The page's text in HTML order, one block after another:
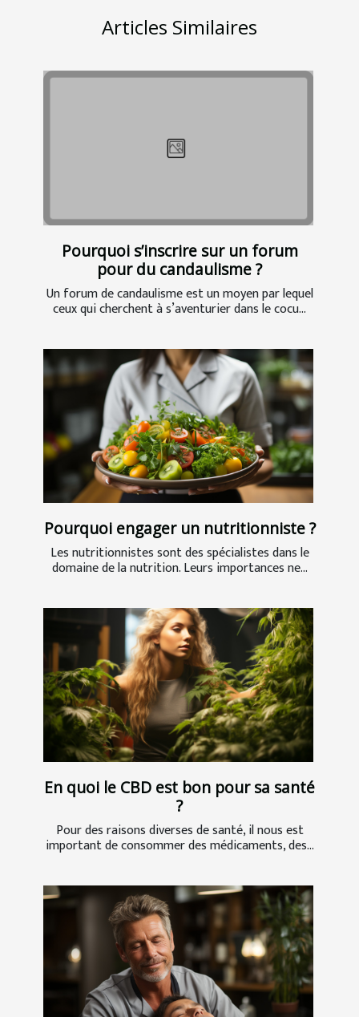
Articles Similaires
Pourquoi s’inscrire sur un forum
pour du candaulisme ?
Un forum de candaulisme est un moyen par lequel
ceux qui cherchent à s’aventurier dans le cocu...
Pourquoi engager un nutritionniste ?
Les nutritionnistes sont des spécialistes dans le
domaine de la nutrition. Leurs importances ne...
En quoi le CBD est bon pour sa santé
?
Pour des raisons diverses de santé, il nous est
important de consommer des médicaments, des...